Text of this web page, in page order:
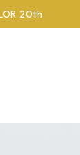
20th